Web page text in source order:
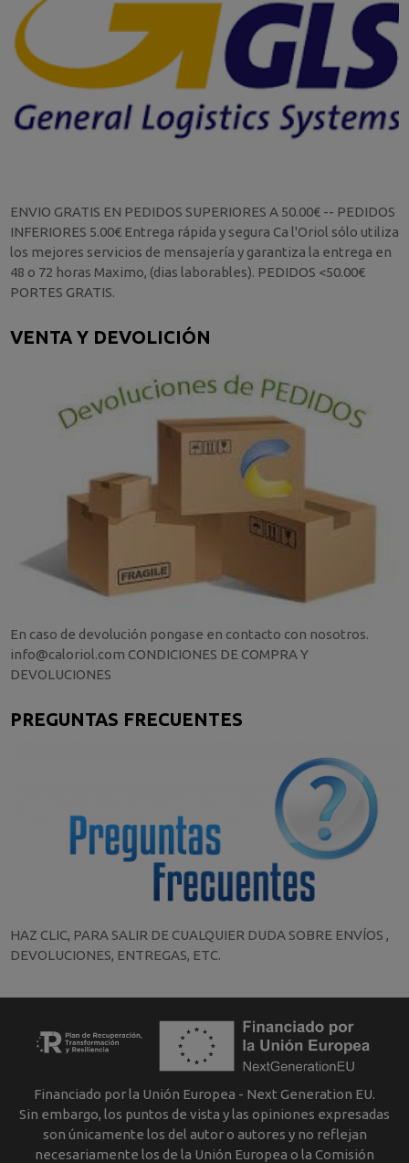
ENVIO GRATIS EN PEDIDOS SUPERIORES A 50.00€ -- PEDIDOS
INFERIORES 5.00€ Entrega rápida y segura Ca l'Oriol sólo utiliza
los mejores servicios de mensajería y garantiza la entrega en
48 o 72 horas Maximo, (dias laborables). PEDIDOS <50.00€
PORTES GRATIS.
VENTA Y DEVOLICIÓN
En caso de devolución pongase en contacto con nosotros.
info@caloriol.com CONDICIONES DE COMPRA Y
DEVOLUCIONES
PREGUNTAS FRECUENTES
HAZ CLIC, PARA SALIR DE CUALQUIER DUDA SOBRE ENVÍOS ,
DEVOLUCIONES, ENTREGAS, ETC.
Financiado por la Unión Europea - Next Generation EU.
Sin embargo, los puntos de vista y las opiniones expresadas
son únicamente los del autor o autores y no reflejan
necesariamente los de la Unión Europea o la Comisión